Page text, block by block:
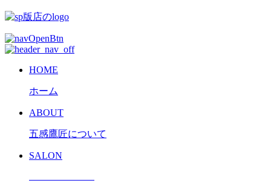
HOME
ホーム
ABOUT
五感鷹匠について
SALON